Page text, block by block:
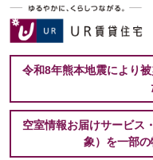
令和8年熊本地震により
空室情報お届けサービス
象）を一部の